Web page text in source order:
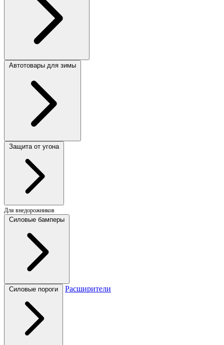
Автотовары для зимы
Защита от угона
Для внедорожников
Силовые бамперы
Силовые пороги Расширители